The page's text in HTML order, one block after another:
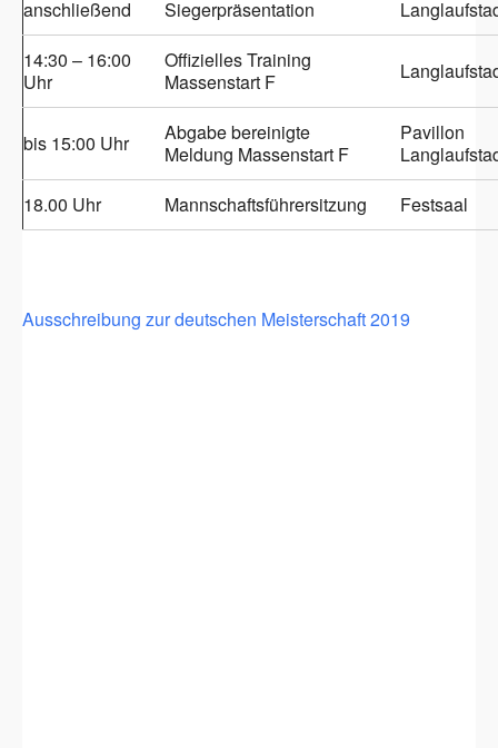
anschließend Siegerpräsentation
14:30 – 16:00
Uhr
Offizielles Training
Massenstart F
bis 15:00 Uhr
Abgabe bereinigte
Meldung Massenstart F
Pavillon
18.00 Uhr
Mannschaftsführersitzung Festsaal
Ausschreibung zur deutschen Meisterschaft 2019